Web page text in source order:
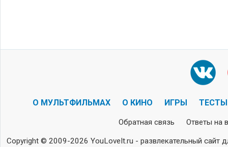
О МУЛЬТФИЛЬМАХ О КИНО ИГРЫ ТЕСТЫ
Обратная связь Ответы на
Copyright © 2009-2026 YouLoveIt.ru - развлекательный сайт